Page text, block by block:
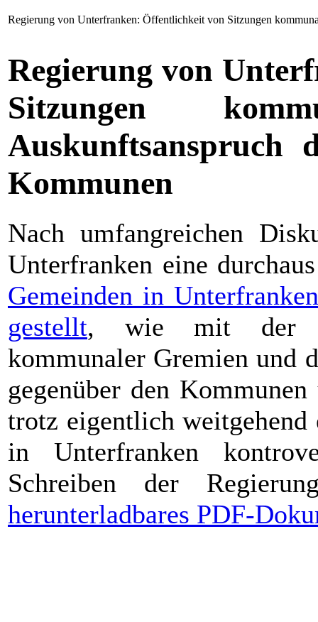
Regierung von Unterfranken: Öffentlichkeit von Sitzungen
Regierung von
Sitzungen
Auskunftsanspruch
Kommunen
Nach umfangreichen
Unterfranken eine
Gemeinden in
gestellt, wie mit der
kommunaler Gremien und
gegenüber den
trotz eigentlich
in Unterfranken
Schreiben der
herunterladbares PDF-